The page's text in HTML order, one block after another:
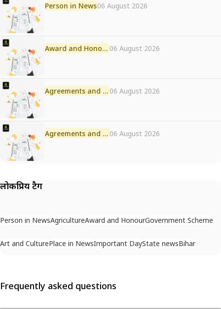
Person in News06 August 2026
Award and Honour 06 August 2026
Agreements and MoU 06 August 2026
Agreements and MoU 06 August 2026
लोकप्रिय टैग
Person in NewsAgricultureAward and HonourGovernment Scheme
Art and CulturePlace in NewsImportant DayState newsBihar
Frequently asked questions